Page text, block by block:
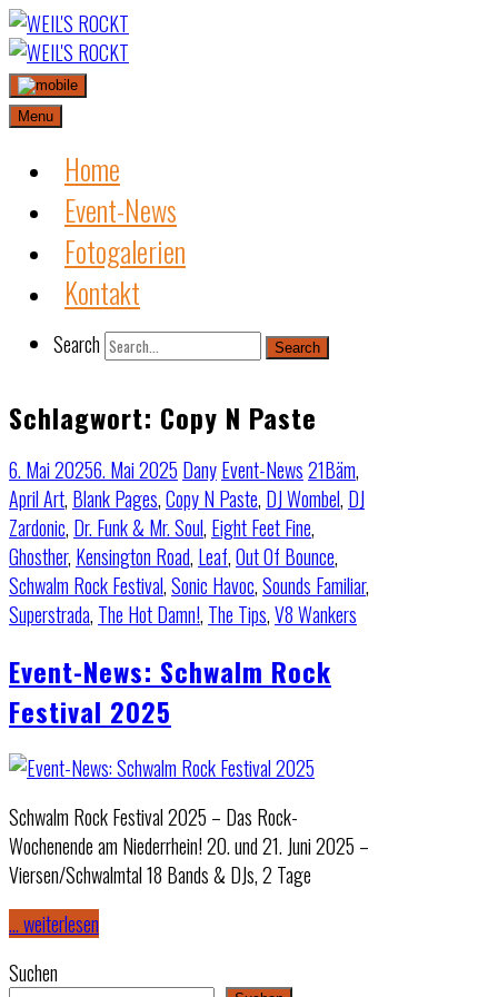
Skip
to
content
Menu
Home
Event-News
Fotogalerien
Kontakt
Search Search
Schlagwort: Copy N Paste
6. Mai 20256. Mai 2025 DanyEvent-News21Bäm,
April Art, Blank Pages,Copy N Paste, DJ Wombel, DJ
Zardonic, Dr. Funk & Mr. Soul, Eight Feet Fine,
Ghosther, Kensington Road, Leaf,Out Of Bounce,
Schwalm Rock Festival,Sonic Havoc,Sounds Familiar,
Superstrada, The Hot Damn!, The Tips,V8 Wankers
Event-News: Schwalm Rock
Festival 2025
Schwalm Rock Festival 2025 – Das Rock-
Wochenende am Niederrhein! 20. und 21. Juni 2025 –
Viersen/Schwalmtal 18 Bands & DJs, 2 Tage
… weiterlesen
Suchen